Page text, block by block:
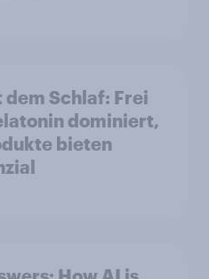
dem Schlaf: Frei
dominiert,
bieten